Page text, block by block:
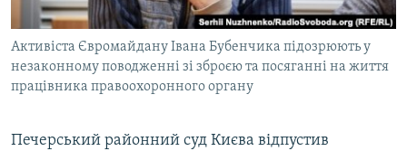
ПОДКАСТИ
КРИМ РЕАЛІЇ
РУС
Активіста Євромайдану Івана Бубенчика підозрюють у
незаконному поводженні зі зброєю та посяганні на життя
працівника правоохоронного органу
Печерський районний суд Києва відпустив